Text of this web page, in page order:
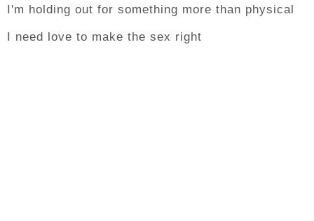
I'm holding out for something more than physical
I need love to make the sex right